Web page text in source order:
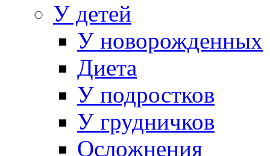
У детей
У новорожденных
Диета
У подростков
У грудничков
Осложнения